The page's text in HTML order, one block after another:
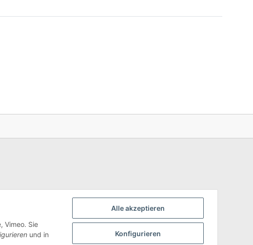
Vimeo. Sie
und in
Alle akzeptieren
Konfigurieren